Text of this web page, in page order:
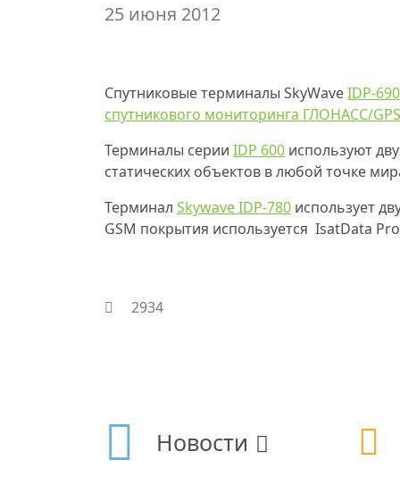
25 июня 2012
Спутниковые терминалы SkyWaveIDP-690
спутникового мониторинга ГЛОНАСС/GPS
Терминалы серии IDP 600 используют
статических объектов в любой точке
Терминал Skywave IDP-780 использует
GSM покрытия используется IsatData
2934
Новости